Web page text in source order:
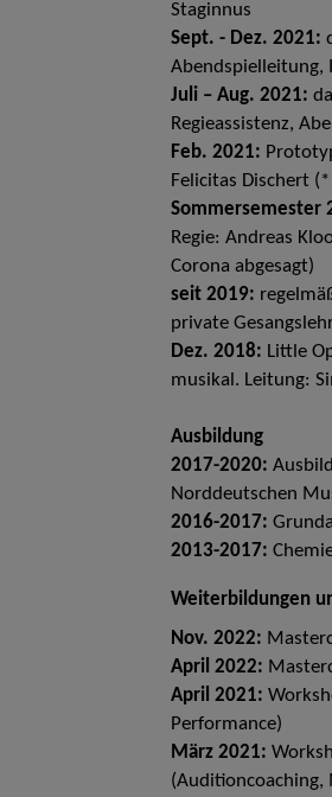
Staginnus
Sept. - Dez. 2021:
Abendspielleitung,
Juli – Aug. 2021:
Regieassistenz,
Feb. 2021:
Felicitas Dischert
Sommersemester
Regie: Andreas
Corona abgesagt)
seit 2019:
private
Dez. 2018: Little
musikal. Leitung:
Ausbildung
2017-2020:
Norddeutschen
2016-2017:
2013-2017:
Weiterbildungen
Nov. 2022:
April 2022:
April 2021:
Performance)
März 2021:
(Auditioncoaching,